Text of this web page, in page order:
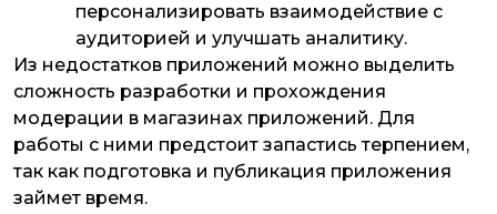
персонализировать взаимодействие с
аудиторией и улучшать аналитику.
Из недостатков приложений можно выделить
сложность разработки и прохождения
модерации в магазинах приложений. Для
работы с ними предстоит запастись терпением,
так как подготовка и публикация приложения
займет время.